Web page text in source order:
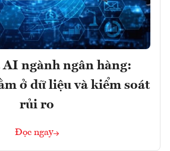
AI ngành ngân hàng:
ở dữ liệu và kiểm soát
rủi ro
Đọc ngay